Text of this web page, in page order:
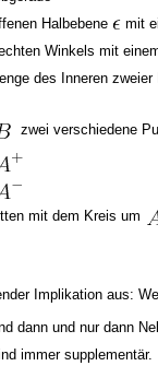
Halbebene
mit
Winkels mit
des Inneren
zwei verschiedene
mit dem Kreis um
Implikation aus:
dann und nur dann
immer supplementär.